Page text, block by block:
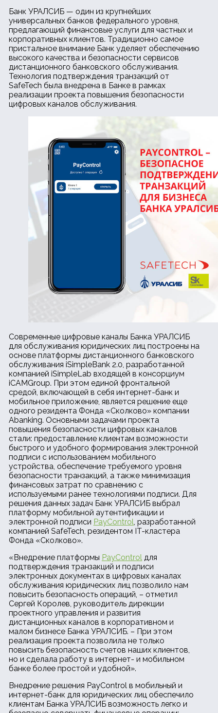
Банк УРАЛСИБ — один из крупнейших
универсальных банков федерального уровня,
предлагающий финансовые услуги для частных и
корпоративных клиентов. Традиционно самое
пристальное внимание Банк уделяет обеспечению
высокого качества и безопасности сервисов
дистанционного банковского обслуживания.
Технология подтверждения транзакций от
SafeTech была внедрена в Банке в рамках
реализации проекта повышения безопасности
цифровых каналов обслуживания.
Современные цифровые каналы Банка УРАЛСИБ
для обслуживания юридических лиц построены на
основе платформы дистанционного банковского
обслуживания iSimpleBank 2.0, разработанной
компанией iSimpleLab входящей в консорциум
iCAMGroup. При этом единой фронтальной
средой, включающей в себя интернет-банк и
мобильное приложение, является решение еще
одного резидента Фонда «Сколково» компании
Abanking. Основными задачами проекта
повышения безопасности цифровых каналов
стали: предоставление клиентам возможности
быстрого и удобного формирования электронной
подписи с использованием мобильного
устройства, обеспечение требуемого уровня
безопасности транзакций, а также минимизация
финансовых затрат по сравнению с
используемыми ранее технологиями подписи. Для
решения данных задач Банк УРАЛСИБ выбрал
платформу мобильной аутентификации и
электронной подписи PayControl, разработанной
компанией SafeTech, резидентом IT-кластера
Фонда «Сколково».
«Внедрение платформы PayControl для
подтверждения транзакций и подписи
электронных документах в цифровых каналах
обслуживания юридических лиц позволило нам
повысить безопасность операций, – отметил
Сергей Королев, руководитель дирекции
проектного управления и развития
дистанционных каналов в корпоративном и
малом бизнесе Банка УРАЛСИБ. – При этом
реализация проекта позволила не только
повысить безопасность счетов наших клиентов,
но и сделала работу в интернет- и мобильном
банке более простой и удобной».
Внедрение решения PayControl в мобильный и
интернет-банк для юридических лиц обеспечило
клиентам Банка УРАЛСИБ возможность легко и